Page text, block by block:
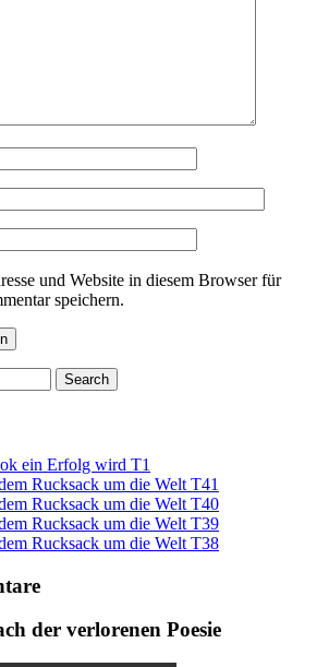
und Website in diesem Browser für
speichern.
ein Erfolg wird T1
Rucksack um die Welt T41
Rucksack um die Welt T40
Rucksack um die Welt T39
Rucksack um die Welt T38
der verlorenen Poesie